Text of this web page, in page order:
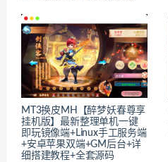
MT3换皮MH【醉梦妖春尊享
挂机版】最新整理单机一键
即玩镜像端+Linux手工服务端
+安卓苹果双端+GM后台+详
细搭建教程+全套源码